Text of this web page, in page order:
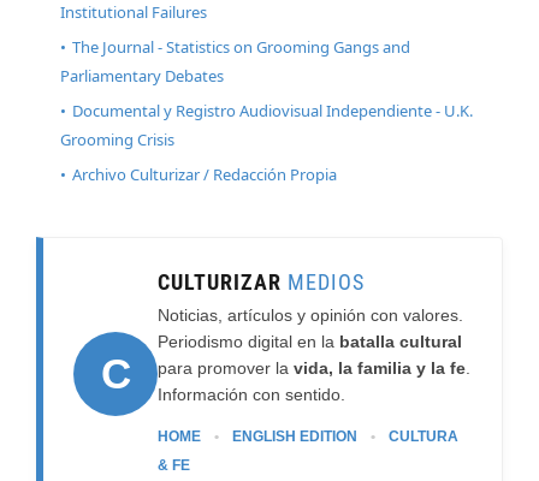
Institutional Failures
The Journal - Statistics on Grooming Gangs and
Parliamentary Debates
Documental y Registro Audiovisual Independiente - U.K.
Grooming Crisis
Archivo Culturizar / Redacción Propia
C
CULTURIZAR MEDIOS
Noticias, artículos y opinión con valores.
Periodismo digital en la batalla cultural
para promover la vida, la familia y la fe
Información con sentido.
HOME • ENGLISH EDITION •
CULTURA
& FE